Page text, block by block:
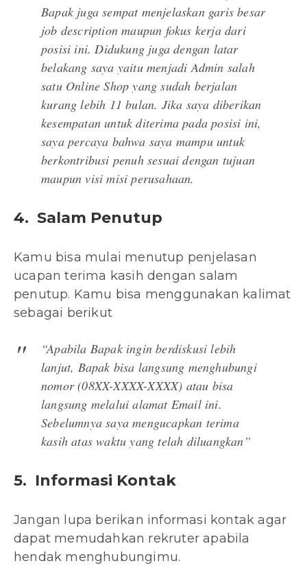
Bapak juga sempat menjelaskan garis besar
job description maupun fokus kerja dari
posisi ini. Didukung juga dengan latar
belakang saya yaitu menjadi Admin salah
satu Online Shop yang sudah berjalan
kurang lebih 11 bulan. Jika saya diberikan
kesempatan untuk diterima pada posisi ini,
saya percaya bahwa saya mampu untuk
berkontribusi penuh sesuai dengan tujuan
maupun visi misi perusahaan.
4. Salam Penutup
Kamu bisa mulai menutup penjelasan
ucapan terima kasih dengan salam
penutup. Kamu bisa menggunakan kalimat
sebagai berikut
“Apabila Bapak ingin berdiskusi lebih
lanjut, Bapak bisa langsung menghubungi
nomor (08XX-XXXX-XXXX) atau bisa
langsung melalui alamat Email ini.
Sebelumnya saya mengucapkan terima
kasih atas waktu yang telah diluangkan”
5. Informasi Kontak
Jangan lupa berikan informasi kontak agar
dapat memudahkan rekruter apabila
hendak menghubungimu.